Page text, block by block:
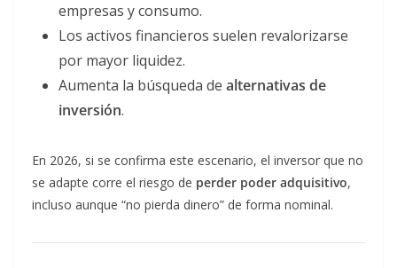
empresas y consumo.
Los activos financieros suelen revalorizarse
por mayor liquidez.
Aumenta la búsqueda de alternativas de
inversión.
En 2026, si se confirma este escenario, el inversor que no
se adapte corre el riesgo de perder poder adquisitivo,
incluso aunque “no pierda dinero” de forma nominal.